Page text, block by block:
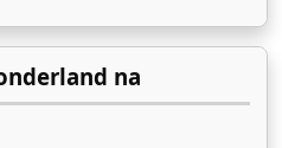
na